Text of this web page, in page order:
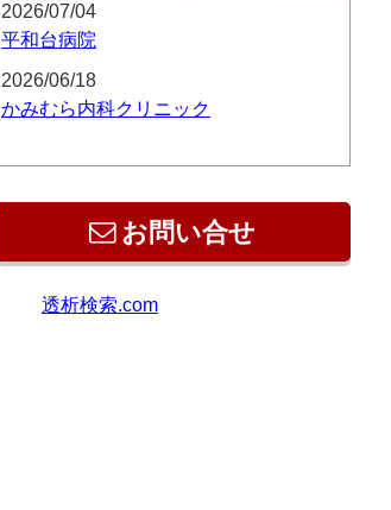
2026/07/04
平和台病院
2026/06/18
かみむら内科クリニック
お問い合せ
透析検索.com